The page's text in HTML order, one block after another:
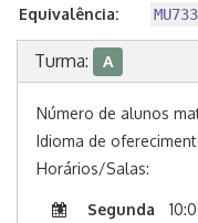
Equivalência:
Turma: A
Número de alunos
Idioma de
Horários/Salas:
Segunda